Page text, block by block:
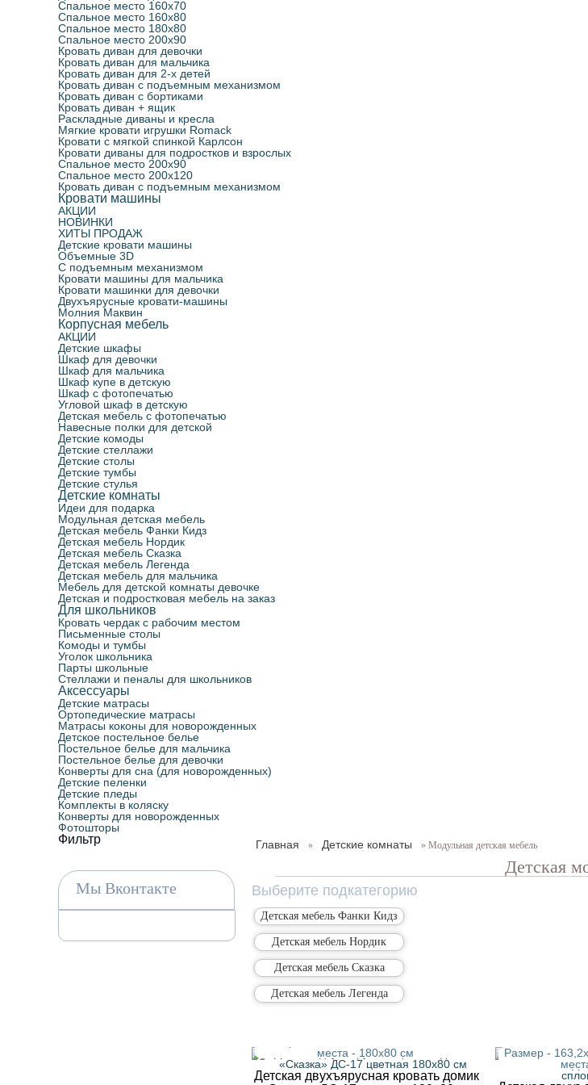
Спальное место 160х70
Спальное место 160х80
Спальное место 180х80
Спальное место 200х90
Кровать диван для девочки
Кровать диван для мальчика
Кровать диван для 2-х детей
Кровать диван с подъемным механизмом
Кровать диван с бортиками
Кровать диван + ящик
Раскладные диваны и кресла
Мягкие кровати игрушки Romack
Кровати с мягкой спинкой Карлсон
Кровати диваны для подростков и взрослых
Спальное место 200х90
Спальное место 200х120
Кровать диван с подъемным механизмом
Кровати машины
АКЦИИ
НОВИНКИ
ХИТЫ ПРОДАЖ
Детские кровати машины
Объемные 3D
С подъемным механизмом
Кровати машины для мальчика
Кровати машинки для девочки
Двухъярусные кровати-машины
Молния Маквин
Корпусная мебель
АКЦИИ
Детские шкафы
Шкаф для девочки
Шкаф для мальчика
Шкаф купе в детскую
Шкаф с фотопечатью
Угловой шкаф в детскую
Детская мебель с фотопечатью
Навесные полки для детской
Детские комоды
Детские стеллажи
Детские столы
Детские тумбы
Детские стулья
Детские комнаты
Идеи для подарка
Модульная детская мебель
Детская мебель Фанки Кидз
Детская мебель Нордик
Детская мебель Сказка
Детская мебель Легенда
Детская мебель для мальчика
Мебель для детской комнаты девочке
Детская и подростковая мебель на заказ
Для школьников
Кровать чердак с рабочим местом
Письменные столы
Комоды и тумбы
Уголок школьника
Парты школьные
Стеллажи и пеналы для школьников
Аксессуары
Детские матрасы
Ортопедические матрасы
Матрасы коконы для новорожденных
Детское постельное белье
Постельное белье для мальчика
Постельное белье для девочки
Конверты для сна (для новорожденных)
Детские пеленки
Детские пледы
Комплекты в коляску
Конверты для новорожденных
Фотошторы
Фильтр
Мы Вконтакте
Главная » Детские комнаты » Модульная детская мебель
Детская
Выберите подкатегорию
Детская мебель Фанки Кидз
Детская мебель Нордик
Детская мебель Сказка
Детская мебель Легенда
места - 180x80 см
Детская двухъярусная кровать домик
Размер -